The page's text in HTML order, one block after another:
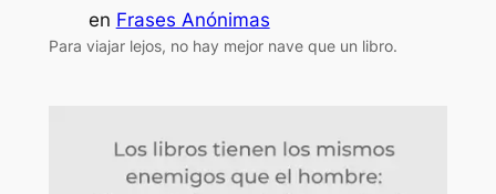
en Frases Anónimas
Para viajar lejos, no hay mejor nave que un libro.